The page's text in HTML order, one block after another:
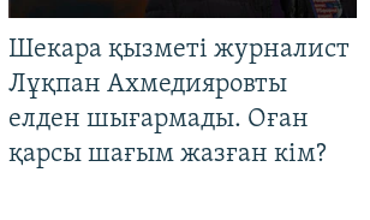
Шекара қызметі журналист
Лұқпан Ахмедияровты
елден шығармады. Оған
қарсы шағым жазған кім?